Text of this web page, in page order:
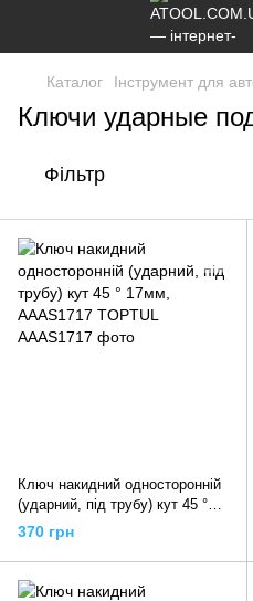
Каталог Інструмент для
Ключи ударные
Фільтр
Ключ накидний односторонній
(ударний, під трубу) кут 45 °
17мм, AAAS1717 TOPTUL
370 грн